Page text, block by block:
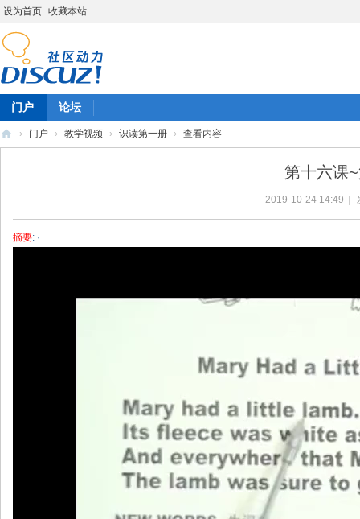
设为首页 收藏本站
门户 论坛
› 门户 › 教学视频 › 识读第一册 › 查看内容
第十六课
2019-10-24 14:49
摘要: ·